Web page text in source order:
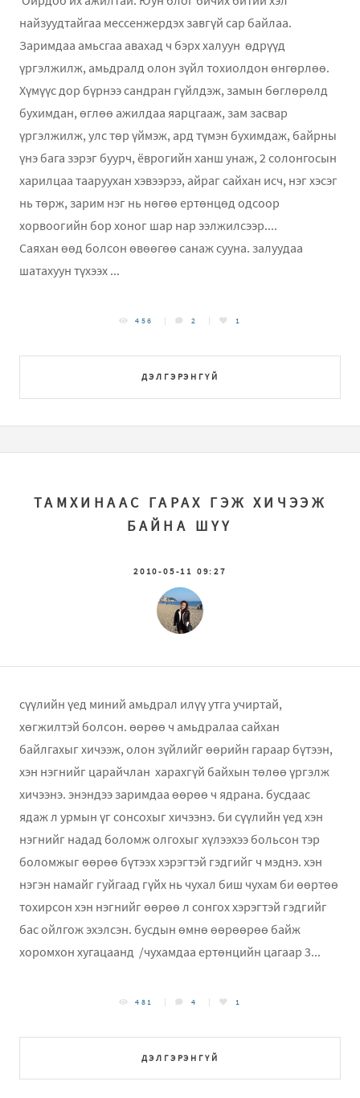
найзуудтайгаа мессенжердэх завгүй сар байлаа.
Заримдаа амьсгаа авахад ч бэрх халуун өдрүүд
үргэлжилж, амьдралд олон зүйл тохиолдон өнгөрлөө.
Хүмүүс дор бүрнээ сандран гүйлдэж, замын бөглөрөлд
бухимдан, өглөө ажилдаа яарцгааж, зам засвар
үргэлжилж, улс төр үймэж, ард түмэн бухимдаж, байрны
үнэ бага зэрэг буурч, ёврогийн ханш унаж, 2 солонгосын
харилцаа тааруухан хэвээрээ, айраг сайхан исч, нэг хэсэг
нь төрж, зарим нэг нь нөгөө ертөнцөд одсоор
хорвоогийн бор хоног шар нар ээлжилсээр....
Саяхан өөд болсон өвөөгөө санаж сууна. залуудаа
шатахуун түхээх ...
ДЭЛГЭРЭНГҮЙ
456 2 1
ТАМХИНААС ГАРАХ ГЭЖ ХИЧЭЭЖ
БАЙНА ШҮҮ
2010-05-11 09:27
сүүлийн үед миний амьдрал илүү утга учиртай,
хөгжилтэй болсон. өөрөө ч амьдралаа сайхан
байлгахыг хичээж, олон зүйлийг өөрийн гараар бүтээн,
хэн нэгнийг царайчлан харахгүй байхын төлөө үргэлж
хичээнэ. энэндээ заримдаа өөрөө ч ядрана. бусдаас
ядаж л урмын үг сонсохыг хичээнэ. би сүүлийн үед хэн
нэгнийг надад боломж олгохыг хүлээхээ больсон тэр
боломжыг өөрөө бүтээх хэрэгтэй гэдгийг ч мэднэ. хэн
нэгэн намайг гуйгаад гүйх нь чухал биш чухам би өөртөө
тохирсон хэн нэгнийг өөрөө л сонгох хэрэгтэй гэдгийг
бас ойлгож эхэлсэн. бусдын өмнө өөрөөрөө байж
хоромхон хугацаанд /чухамдаа ертөнцийн цагаар 3...
ДЭЛГЭРЭНГҮЙ
481 4 1